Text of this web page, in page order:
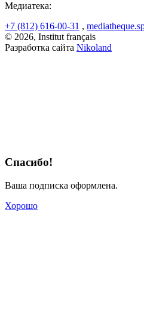
Медиатека:
+7 (812) 616-00-31 ,
© 2026, Institut français
Разработка сайта Nikoland
Спасибо!
Ваша подписка оформлена.
Хорошо